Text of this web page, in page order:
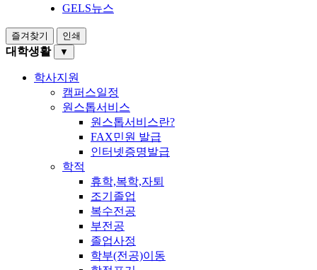
GELS뉴스
즐겨찾기 인쇄
대학생활 ▼
학사지원
캠퍼스일정
원스톱서비스
원스톱서비스란?
FAX민원 발급
인터넷증명발급
학적
휴학,복학,자퇴
조기졸업
복수전공
부전공
졸업사정
학부(전공)이동